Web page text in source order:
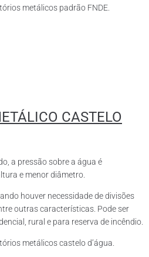
metálicos padrão FNDE.
CASTELO
a pressão sobre a água é
e menor diâmetro.
houver necessidade de divisões
outras características. Pode ser
rural e para reserva de incêndio.
metálicos castelo d’água.